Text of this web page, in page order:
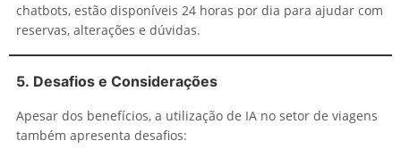
chatbots, estão disponíveis 24 horas por dia para ajudar com
reservas, alterações e dúvidas.
5. Desafios e Considerações
Apesar dos benefícios, a utilização de IA no setor de viagens
também apresenta desafios: